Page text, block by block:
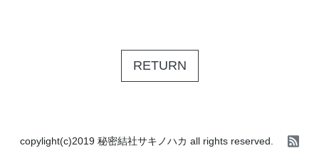
RETURN
copylight(c)2019 秘密結社サキノハカ all rights reserved.